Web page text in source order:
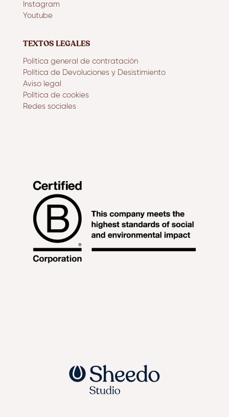
Instagram
Youtube
TEXTOS LEGALES
Política general de contratación
Política de Devoluciones y Desistimiento
Aviso legal
Política de cookies
Redes sociales